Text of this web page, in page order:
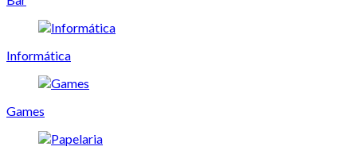
Informática
Games